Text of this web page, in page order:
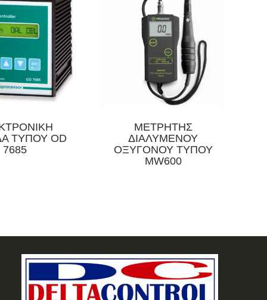
ΤΥΠΟΥ OD
7685
ΜΕΤΡΗΤΗΣ
ΔΙΑΛΥΜΕΝΟΥ
ΟΞΥΓΟΝΟΥ ΤΥΠΟΥ
MW600